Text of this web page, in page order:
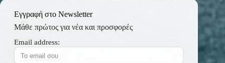
Εγγραφή στο Newsletter
Μάθε πρώτος για νέα και προσφορές
Email address: